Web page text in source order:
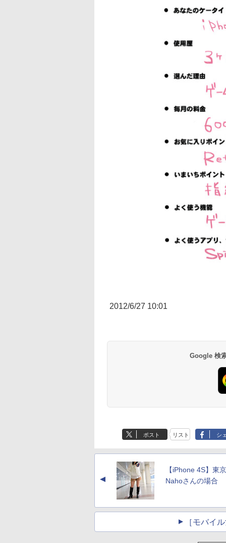
2012/6/27 10:01
Google 検
ポスト リスト シ
▲
【iPhone 4S】東
Nahoさんの場合
［モバイ